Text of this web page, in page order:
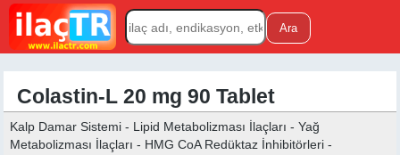
Colastin-L 20 mg 90 Tablet
Kalp Damar Sistemi - Lipid Metabolizması İlaçları - Yağ
Metabolizması İlaçları - HMG CoA Redüktaz İnhibitörleri -